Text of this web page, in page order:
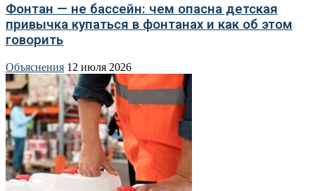
Фонтан — не бассейн: чем опасна детская
привычка купаться в фонтанах и как об этом
говорить
Объяснения 12 июля 2026